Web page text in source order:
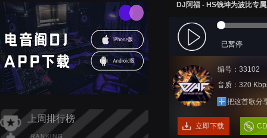
上周排行榜
DJ阿福 - HS钱坤为波比专
已暂停
编号：33102
音质：320
把这首歌分
立即下载